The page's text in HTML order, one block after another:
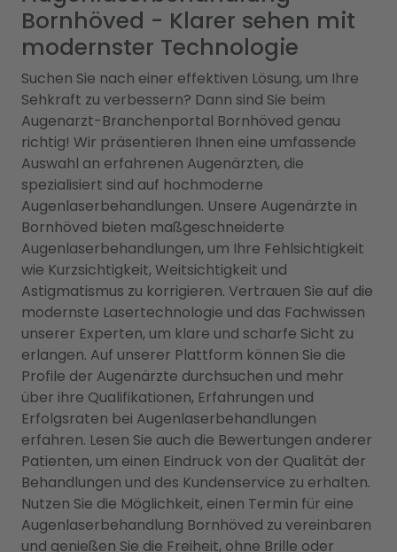
Bornhöved - Klarer sehen mit
modernster Technologie
Suchen Sie nach einer effektiven Lösung, um Ihre
Sehkraft zu verbessern? Dann sind Sie beim
Augenarzt-Branchenportal Bornhöved genau
richtig! Wir präsentieren Ihnen eine umfassende
Auswahl an erfahrenen Augenärzten, die
spezialisiert sind auf hochmoderne
Augenlaserbehandlungen. Unsere Augenärzte in
Bornhöved bieten maßgeschneiderte
Augenlaserbehandlungen, um Ihre Fehlsichtigkeit
wie Kurzsichtigkeit, Weitsichtigkeit und
Astigmatismus zu korrigieren. Vertrauen Sie auf die
modernste Lasertechnologie und das Fachwissen
unserer Experten, um klare und scharfe Sicht zu
erlangen. Auf unserer Plattform können Sie die
Profile der Augenärzte durchsuchen und mehr
über ihre Qualifikationen, Erfahrungen und
Erfolgsraten bei Augenlaserbehandlungen
erfahren. Lesen Sie auch die Bewertungen anderer
Patienten, um einen Eindruck von der Qualität der
Behandlungen und des Kundenservice zu erhalten.
Nutzen Sie die Möglichkeit, einen Termin für eine
Augenlaserbehandlung Bornhöved zu vereinbaren
und genießen Sie die Freiheit, ohne Brille oder